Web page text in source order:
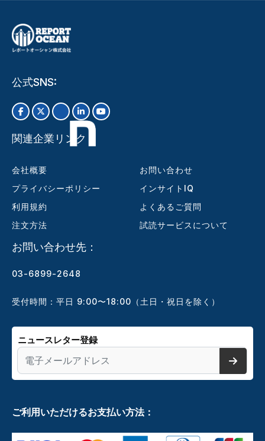
公式SNS:
関連企業リンク
会社概要
プライバシーポリシー
利用規約
注文方法
お問い合わせ
インサイトIQ
よくあるご質問
試読サービスについて
お問い合わせ先：
03-6899-2648
受付時間：平日 9:00〜18:00（土日・祝日を除く）
ニュースレター登録
ご利用いただけるお支払い方法：